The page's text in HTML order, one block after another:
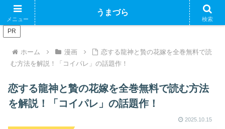
ブログで収益化できるかやってみるブログ
PR
ホーム 漫画
恋する龍神と贄の花嫁を全巻無料で読
む方法を解説！「コイパレ」の話題作！
恋する龍神と贄の花嫁を全巻無料で読む方法
を解説！「コイパレ」の話題作！
2025.10.15
メニュー
うまづら
検索